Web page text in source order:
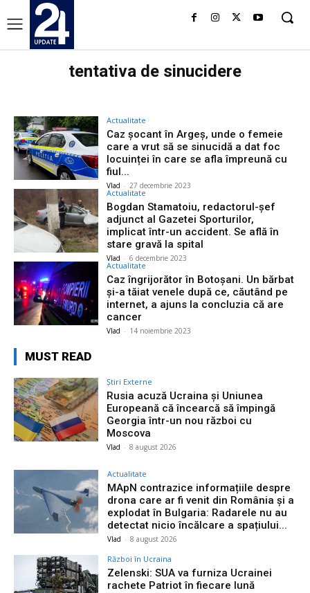
tentativa de sinucidere
Actualitate
Caz șocant în Argeș, unde o femeie
care a vrut să se sinucidă a dat foc
locuinței în care se afla împreună cu
fiul...
Vlad - 27 decembrie 2023
Actualitate
Bogdan Stamatoiu, redactorul-şef
adjunct al Gazetei Sporturilor,
implicat într-un accident. Se află în
stare gravă la spital
Vlad - 6 decembrie 2023
Actualitate
Caz îngrijorător în Botoşani. Un bărbat
şi-a tăiat venele după ce, căutând pe
internet, a ajuns la concluzia că are
cancer
Vlad - 14 noiembrie 2023
MUST READ
Știri Externe
Rusia acuză Ucraina și Uniunea
Europeană că încearcă să împingă
Georgia într-un nou război cu
Moscova
Vlad - 8 august 2026
Actualitate
MApN contrazice informațiile despre
drona care ar fi venit din România și a
explodat în Bulgaria: Radarele nu au
detectat nicio încălcare a spațiului...
Vlad - 8 august 2026
Război în Ucraina
Zelenski: SUA va furniza Ucrainei
rachete Patriot în fiecare lună